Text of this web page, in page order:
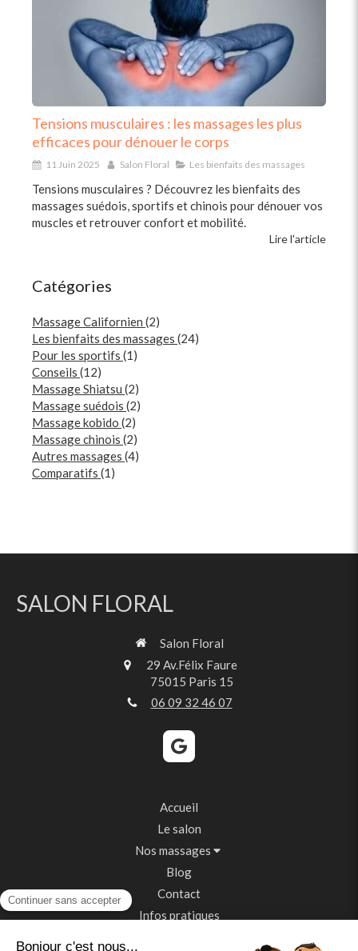
Tensions musculaires : les massages les plus
efficaces pour dénouer le corps
11 Juin 2025 Salon Floral Les bienfaits des massages
Tensions musculaires ? Découvrez les bienfaits des
massages suédois, sportifs et chinois pour dénouer vos
muscles et retrouver confort et mobilité.
Lire l'article
Catégories
Massage Californien (2)
Les bienfaits des massages (24)
Pour les sportifs (1)
Conseils (12)
Massage Shiatsu (2)
Massage suédois (2)
Massage kobido (2)
Massage chinois (2)
Autres massages (4)
Comparatifs (1)
SALON FLORAL
Salon Floral
29 Av.Félix Faure
75015 Paris 15
06 09 32 46 07
Accueil
Le salon
Nos massages
Blog
Contact
Infos pratiques